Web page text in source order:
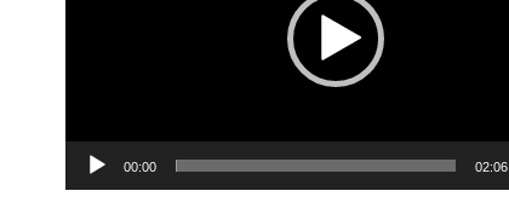
00:00 02:06